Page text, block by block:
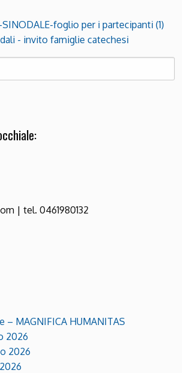
foglio per i partecipanti (1)
- invito famiglie catechesi
| tel. 0461980132
– MAGNIFICA HUMANITAS
2026
2026